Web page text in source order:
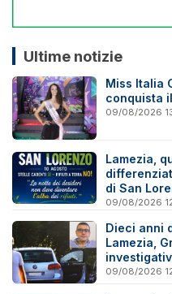
Ultime notizie
Miss Italia
conquista
09/08/2026
Lamezia,
di San
09/08/2026
Dieci anni
Lamezia,
onesta"
09/08/2026